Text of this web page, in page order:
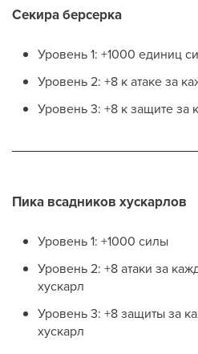
Секира берсерка
Уровень 1: +1000 единиц
Уровень 2: +8 к атаке за
Уровень 3: +8 к защите за
Пика всадников хускарлов
Уровень 1: +1000 силы
Уровень 2: +8 атаки за
хускарл
Уровень 3: +8 защиты за
хускарл